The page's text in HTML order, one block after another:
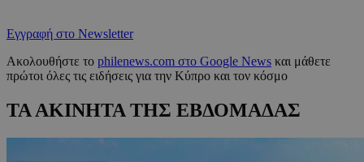
Εγγραφή στο Newsletter
Ακολουθήστε το philenews.com στο Google News και μάθετε
πρώτοι όλες τις ειδήσεις για την Κύπρο και τον κόσμο
ΤΑ ΑΚΙΝΗΤΑ ΤΗΣ ΕΒΔΟΜΑΔΑΣ